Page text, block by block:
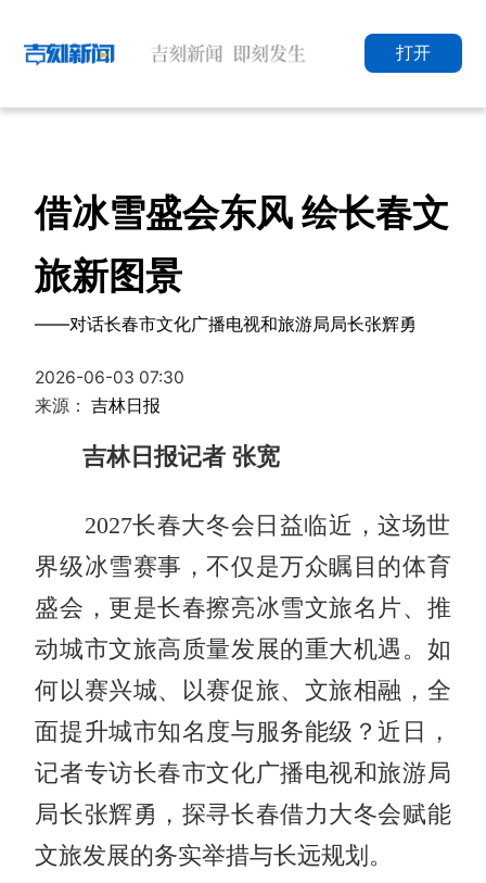
打开
借冰雪盛会东风 绘长春文
旅新图景
——对话长春市文化广播电视和旅游局局长张辉勇
2026-06-03 07:30
来源：吉林日报
吉林日报记者 张宽
2027长春大冬会日益临近，这场世
界级冰雪赛事，不仅是万众瞩目的体育
盛会，更是长春擦亮冰雪文旅名片、推
动城市文旅高质量发展的重大机遇。如
何以赛兴城、以赛促旅、文旅相融，全
面提升城市知名度与服务能级？近日，
记者专访长春市文化广播电视和旅游局
局长张辉勇，探寻长春借力大冬会赋能
文旅发展的务实举措与长远规划。